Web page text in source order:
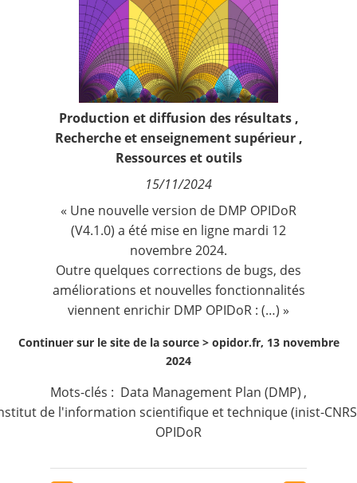
Nous suivre
Production et diffusion des résultats,
Recherche et enseignement supérieur,
Ressources et outils
15/11/2024
« Une nouvelle version de DMP OPIDoR
(V4.1.0) a été mise en ligne mardi 12
novembre 2024.
Outre quelques corrections de bugs, des
améliorations et nouvelles fonctionnalités
viennent enrichir DMP OPIDoR : (…) »
Continuer sur le site de la source > opidor.fr, 13 novembre
2024
Mots-clés : Data Management Plan (DMP) ,
de l'information scientifique et technique (inist-
OPIDoR